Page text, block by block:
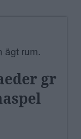
ägt rum.
gr